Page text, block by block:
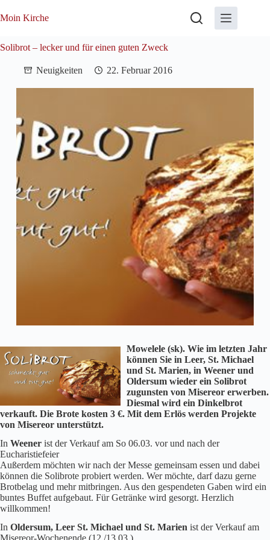
Inhalt
Moin Kirche
Solibrot – lecker und für einen guten Zweck
Neuigkeiten 22. Februar 2016
Mowelele (sk). Wie im letzten Jahr
können Sie in Leer, St. Michael
und St. Marien, in Weener und
Oldersum wieder ein Solibrot
zugunsten von Misereor erwerben.
Diesmal wird ein Dinkelbrot
verkauft. Die Brote kosten 3 €. Mit dem Erlös werden Projekte
von Misereor unterstützt.
In Weener ist der Verkauf am So 06.03. vor und nach der
Eucharistiefeier
Außerdem möchten wir nach der Messe gemeinsam essen und dabei
können die Solibrote probiert werden. Wer möchte, darf dazu gerne
Brotbelag und mehr mitbringen. Aus den gespendeten Gaben wird ein
buntes Buffet aufgebaut. Für Getränke wird gesorgt. Herzlich
willkommen!
In Oldersum, Leer St. Michael und St. Marien ist der Verkauf am
Misereor-Wochenende (12./13.03.)